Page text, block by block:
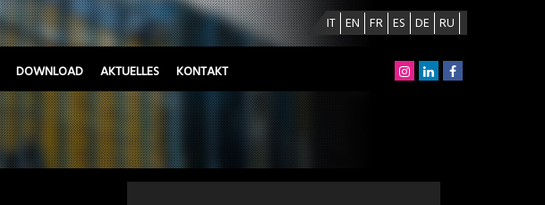
IT EN FR ES DE RU
DOWNLOAD AKTUELLES KONTAKT